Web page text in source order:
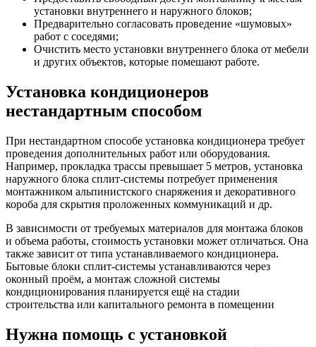
установки внутреннего и наружного блоков;
Предварительно согласовать проведение «шумовых»
работ с соседями;
Очистить место установки внутреннего блока от мебели
и других объектов, которые помешают работе.
Установка кондиционеров
нестандартным способом
При нестандартном способе установка кондиционера требует
проведения дополнительных работ или оборудования.
Например, прокладка трассы превышает 5 метров, установка
наружного блока сплит-системы потребует применения
монтажником альпинистского снаряжения и декоративного
короба для скрытия проложенных коммуникаций и др.
В зависимости от требуемых материалов для монтажа блоков
и объема работы, стоимость установки может отличаться. Она
также зависит от типа устанавливаемого кондиционера.
Бытовые блоки сплит-системы устанавливаются через
оконный проём, а монтаж сложной системы
кондиционирования планируется ещё на стадии
строительства или капитального ремонта в помещении
Нужна помощь с установкой